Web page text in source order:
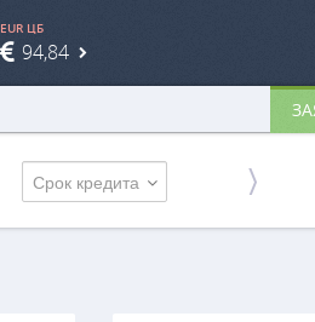
EUR ЦБ
94,84
Срок кредита